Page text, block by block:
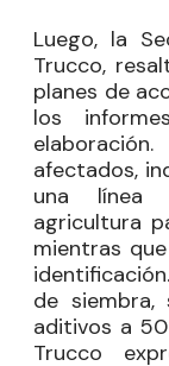
Luego, la
Trucco,
planes de
los
afectados,
una línea
agricultura
mientras
de siembra,
aditivos a
Trucco